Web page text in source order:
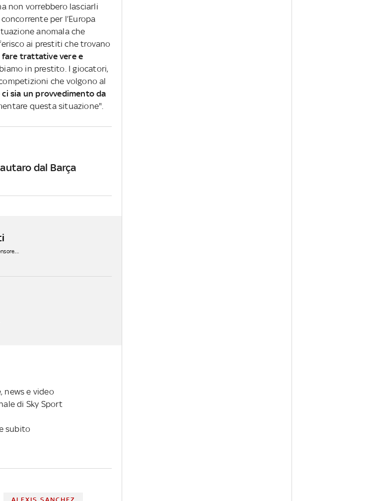
non vorrebbero lasciarli
per l’Europa
anomala che
ai prestiti che trovano
trattative vere e
in prestito. I giocatori,
che volgono al
sia un provvedimento da
questa situazione".
dal Barça
news e video
di Sky Sport
subito